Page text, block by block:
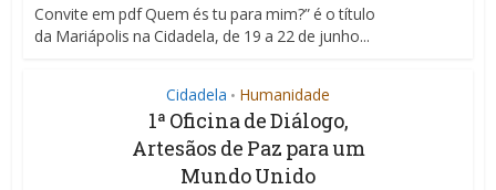
Convite em pdf Quem és tu para mim?” é o título
da Mariápolis na Cidadela, de 19 a 22 de junho...
Cidadela • Humanidade
1ª Oficina de Diálogo,
Artesãos de Paz para um
Mundo Unido